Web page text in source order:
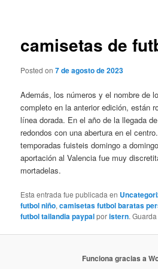
camisetas de
Posted on7 de agosto de 2023
Además, los números y el nombre de
completo en la anterior edición, están
línea dorada. En el año de la llegada
redondos con una abertura en el
temporadas fuisteis domingo a
aportación al Valencia fue muy
mortadelas.
Esta entrada fue publicada en
futbol niño,camisetas futbol baratas
futbol tailandia paypalporistern.
Funciona gracias a